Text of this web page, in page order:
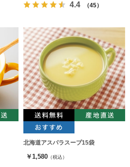
4.4 （45）
北海道アスパラスープ15袋
￥1,580 （税込）